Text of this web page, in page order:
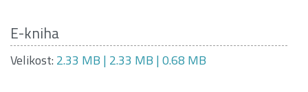
E-kniha
Velikost: 2.33 MB | 2.33 MB | 0.68 MB